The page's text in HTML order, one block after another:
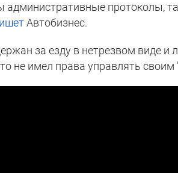
административные протоколы,
Автобизнес.
за езду в нетрезвом виде и
не имел права управлять